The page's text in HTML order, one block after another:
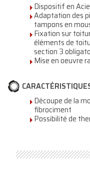
Dispositif en
Adaptation des
tampons en
Fixation sur
éléments de
section 3
Mise en oeuvre
Découpe de la
fibrociment
Possibilité de